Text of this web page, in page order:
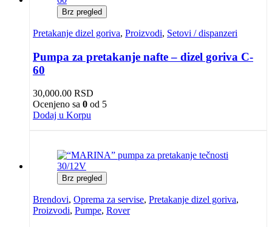
Brz pregled
Pretakanje dizel goriva, Proizvodi, Setovi / dispanzeri
Pumpa za pretakanje nafte – dizel goriva C-
60
30,000.00 RSD
Ocenjeno sa 0 od 5
Dodaj u Korpu
Brz pregled
Brendovi, Oprema za servise, Pretakanje dizel goriva,
Proizvodi, Pumpe, Rover